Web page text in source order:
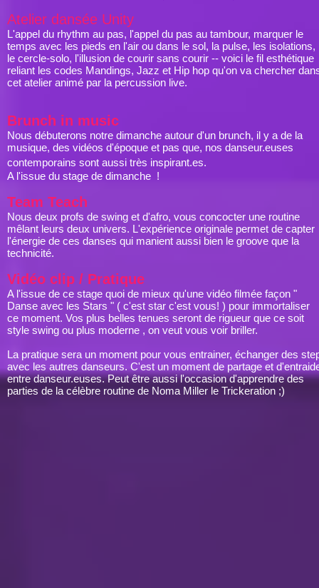
Atelier dansée Unity
L'appel du rhythm au pas, l'appel du pas au tambour, marquer le
temps avec les pieds en l'air ou dans le sol, la pulse, les isolations,
le cercle-solo, l'illusion de courir sans courir -- voici le fil esthétique
reliant les codes Mandings, Jazz et Hip hop qu'on va chercher
cet atelier animé par la percussion live.
Brunch in music
Nous débuterons notre dimanche autour d'un brunch, il y a de la
musique, des vidéos d'époque et pas que, nos danseur.euses
contemporains sont aussi très inspirant.es.
A l'issue du stage de dimanche !
Team Teach
Nous deux profs de swing et d'afro, vous concocter une routine
mêlant leurs deux univers. L'expérience originale permet de capter
l'énergie de ces danses qui manient aussi bien le groove que la
technicité.
Vidéo clip / Pratique
A l'issue de ce stage quoi de mieux qu'une vidéo filmée façon "
Danse avec les Stars " ( c'est star c'est vous! ) pour immortaliser
ce moment. Vos plus belles tenues seront de rigueur que ce soit
style swing ou plus moderne , on veut vous voir briller.
La pratique sera un moment pour vous entrainer, échanger des
avec les autres danseurs. C'est un moment de partage et
entre danseur.euses. Peut être aussi l'occasion d'apprendre des
parties de la célèbre routine de Noma Miller le Trickeration ;)